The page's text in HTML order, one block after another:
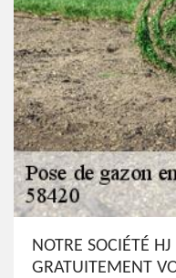
NOTRE SOCIÉTÉ HJ
GRATUITEMENT